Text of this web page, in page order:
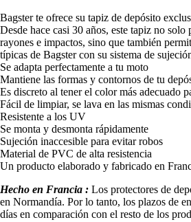
Bagster te ofrece su tapiz de depósito
Desde hace casi 30 años, este tapiz no solo
rayones e impactos, sino que también
típicas de Bagster con su sistema de
Se adapta perfectamente a tu moto
Mantiene las formas y contornos de tu
Es discreto al tener el color más adecuado
Fácil de limpiar, se lava en las mismas
Resistente a los UV
Se monta y desmonta rápidamente
Sujeción inaccesible para evitar robos
Material de PVC de alta resistencia
Un producto elaborado y fabricado en
Hecho en Francia : Los protectores de
en Normandía. Por lo tanto, los plazos de
días en comparación con el resto de los